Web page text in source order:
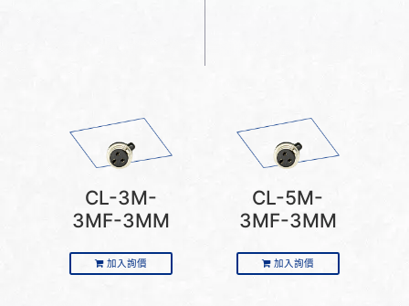
CL-3M-
3MF-3MM
加入詢價
CL-5M-
3MF-3MM
加入詢價